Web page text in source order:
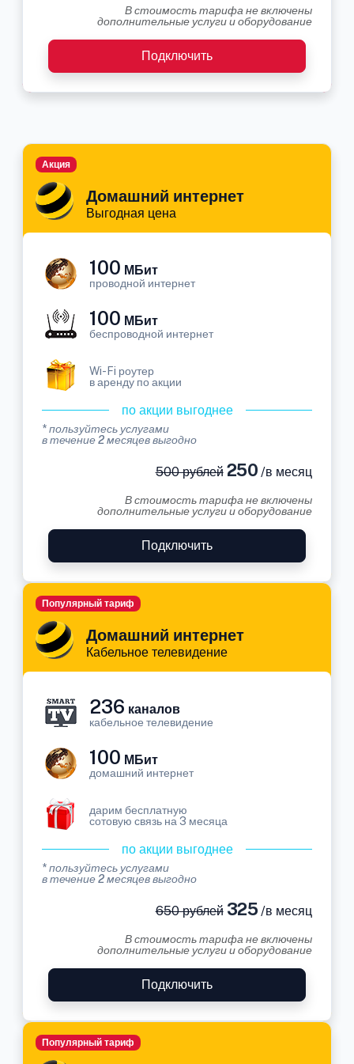
В стоимость тарифа не включены
дополнительные услуги и оборудование
Подключить
Домашний интернет
Выгодная цена
Акция
100 МБит
проводной интернет
100 МБит
беспроводной интернет
Wi-Fi роутер
в аренду по акции
по акции выгоднее
* пользуйтесь услугами
в течение 2 месяцев выгодно
500 рублей250 /в месяц
В стоимость тарифа не включены
дополнительные услуги и оборудование
Подключить
Домашний интернет
Кабельное телевидение
Популярный тариф
236 каналов
кабельное телевидение
100 МБит
домашний интернет
дарим бесплатную
сотовую связь на 3 месяца
по акции выгоднее
* пользуйтесь услугами
в течение 2 месяцев выгодно
650 рублей325 /в месяц
В стоимость тарифа не включены
дополнительные услуги и оборудование
Подключить
Популярный тариф